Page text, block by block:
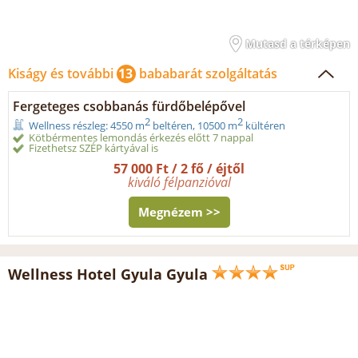
Mutasd a térképen
Kiságy és további 13 bababarát szolgáltatás
Fergeteges csobbanás fürdőbelépővel
Wellness részleg: 4550 m2 beltéren, 10500 m2 kültéren
Kötbérmentes lemondás érkezés előtt 7 nappal
Fizethetsz SZÉP kártyával is
57 000 Ft / 2 fő / éjtől
kiváló félpanzióval
Megnézem >>
Wellness Hotel Gyula Gyula